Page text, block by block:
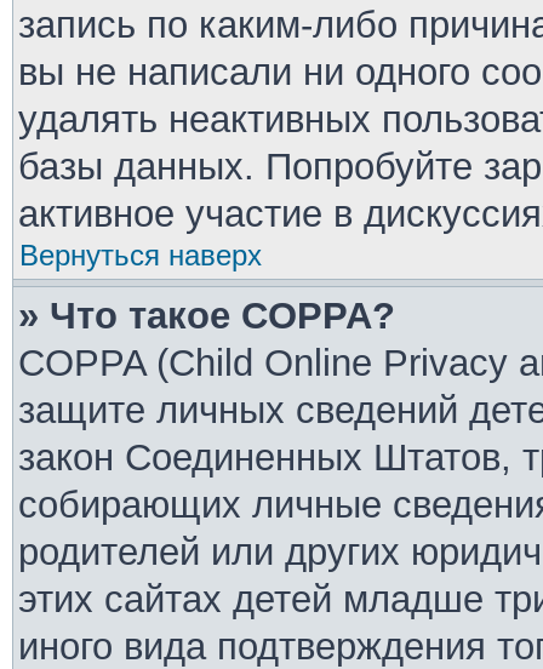
запись по каким-либо
вы не написали ни одного
удалять неактивных
базы данных. Попробуйте
активное участие в
Вернуться наверх
» Что такое COPPA?
COPPA (Child Online Privacy
защите личных сведений
закон Соединенных Штатов,
собирающих личные
родителей или других
этих сайтах детей младше
иного вида подтверждения